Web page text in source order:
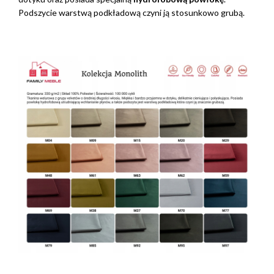
Podszycie warstwą podkładową czyni ją stosunkowo grubą.